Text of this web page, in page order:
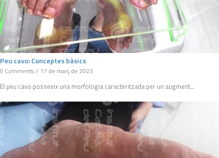
Peu cavo: Conceptes bàsics
0 Comments / 17 de març de 2023
El peu cavo posseeix una morfologia caracteritzada per un augment…